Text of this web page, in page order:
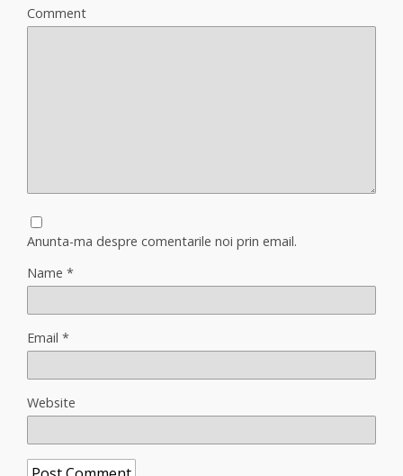
Comment
Anunta-ma despre comentarile noi prin email.
Name *
Email *
Website